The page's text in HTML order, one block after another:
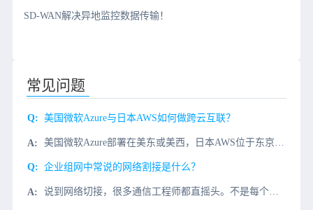
SD-WAN解决异地监控数据传输！
常见问题
美国微软Azure与日本AWS如何做跨云互联？
美国微软Azure部署在美东或美西，日本AWS位于东京或大阪区域。要实现这两个云之间的互联，核心目标是让双方VPC内的服务器、数据库等资源能通过私有IP直接通信，不走公网，从而降低延迟、提高安全性和带
企业组网中常说的网络割接是什么？
说到网络切接，很多通信工程师都直摇头。不是每个人都愿意做这个项目。为什么？临晨一两点才能开始工作，还要拿出七倍十倍的细心才能把工作做好。下面和大家聊聊什么是网络割接？为什么没人喜欢搞？一、什么是网络割